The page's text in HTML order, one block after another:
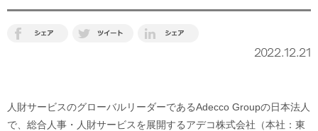
2022.12.21
人財サービスのグローバルリーダーであるAdecco Groupの日本法人
で、総合人事・人財サービスを展開するアデコ株式会社（本社：東